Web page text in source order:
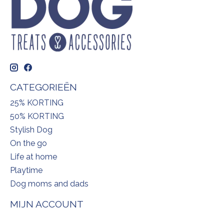
CATEGORIEËN
25% KORTING
50% KORTING
Stylish Dog
On the go
Life at home
Playtime
Dog moms and dads
MIJN ACCOUNT